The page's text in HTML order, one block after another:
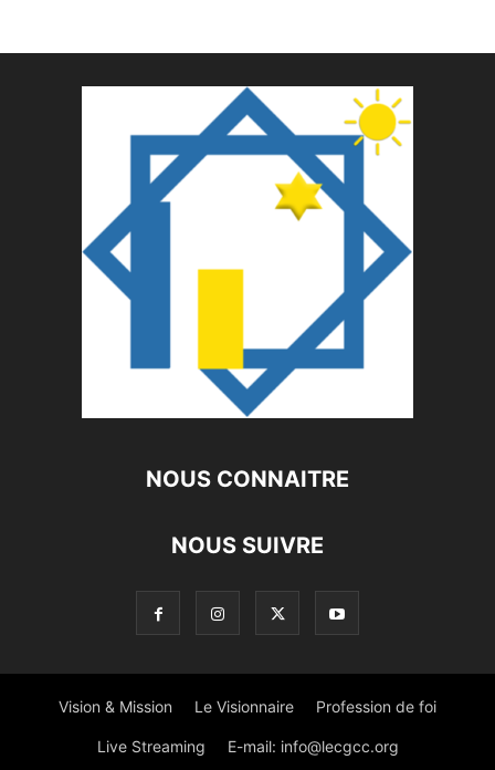
NOUS CONNAITRE
NOUS SUIVRE
Vision & Mission Le Visionnaire Profession de foi
Live Streaming E-mail: info@lecgcc.org